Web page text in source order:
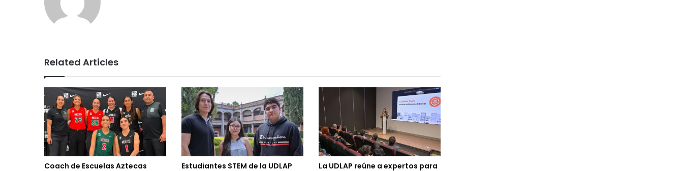
Related Articles
Coach de Escuelas Aztecas
Estudiantes STEM de la UDLAP
La UDLAP reúne a expertos para